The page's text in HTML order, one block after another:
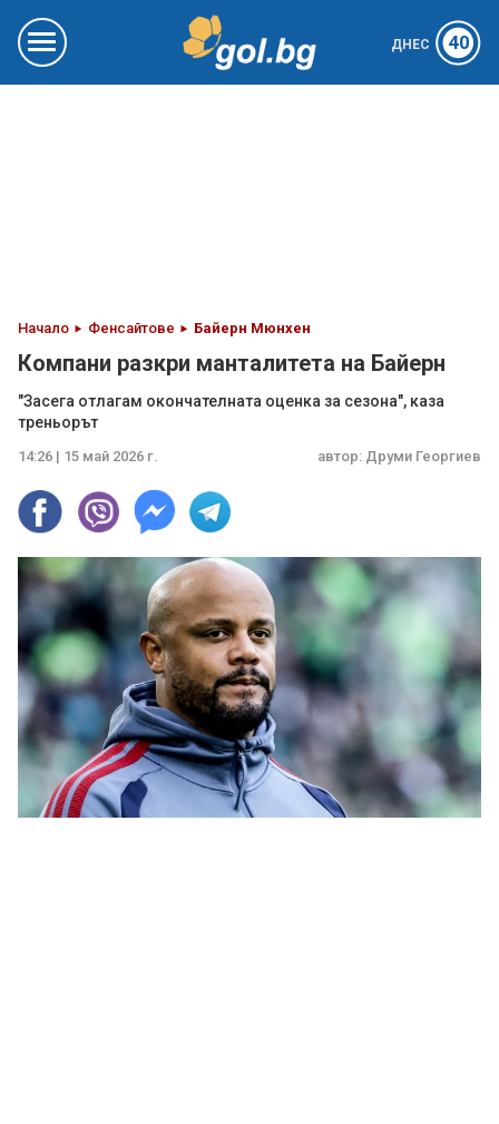
ДНЕС 40
Начало Фенсайтове Байерн Мюнхен
Компани разкри манталитета на Байерн
"Засега отлагам окончателната оценка за сезона", каза
треньорът
14:26 | 15 май 2026 г. автор: Друми Георгиев